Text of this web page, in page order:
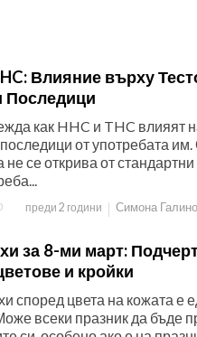
Влияние върху
Последици
как HHC и THC влияят
от употребата
се открива от
преди 2 години Симона
за 8-ми март:
и кройки
според цвета на кожата е
всеки празник да бъде